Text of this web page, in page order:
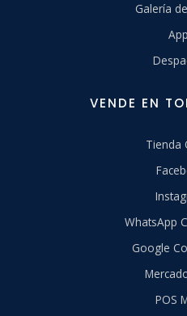
Galería
VENDE EN
Tienda
WhatsApp
Google
POS